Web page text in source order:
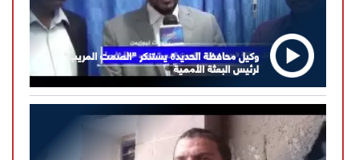
وكيل محافظة الحديدة يستنكر "الصمت المريب"
لرئيس البعثة الأممية